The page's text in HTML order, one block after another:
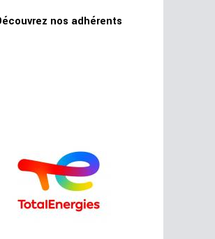
nos adhérents